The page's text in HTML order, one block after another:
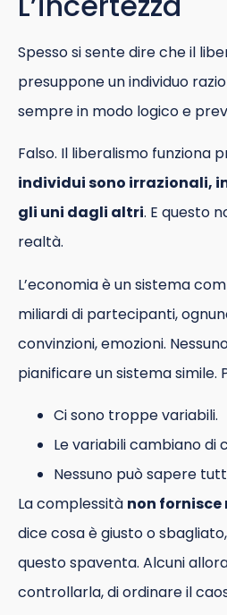
Spesso si sente dire che il
presuppone un individuo
sempre in modo logico e
Falso. Il liberalismo funziona
individui sono irrazionali,
gli uni dagli altri. E questo
realtà.
L’economia è un sistema
miliardi di partecipanti,
convinzioni, emozioni.
pianificare un sistema simile.
Ci sono troppe variabili.
Le variabili cambiano di
Nessuno può sapere
La complessità non
dice cosa è giusto o
questo spaventa. Alcuni
controllarla, di ordinare il